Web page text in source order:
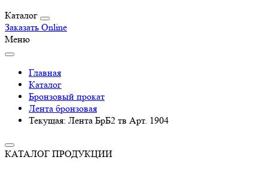
Каталог
Заказать Online
Меню
Главная
Каталог
Бронзовый прокат
Лента бронзовая
Текущая: Лента БрБ2 тв Арт. 1904
КАТАЛОГ ПРОДУКЦИИ